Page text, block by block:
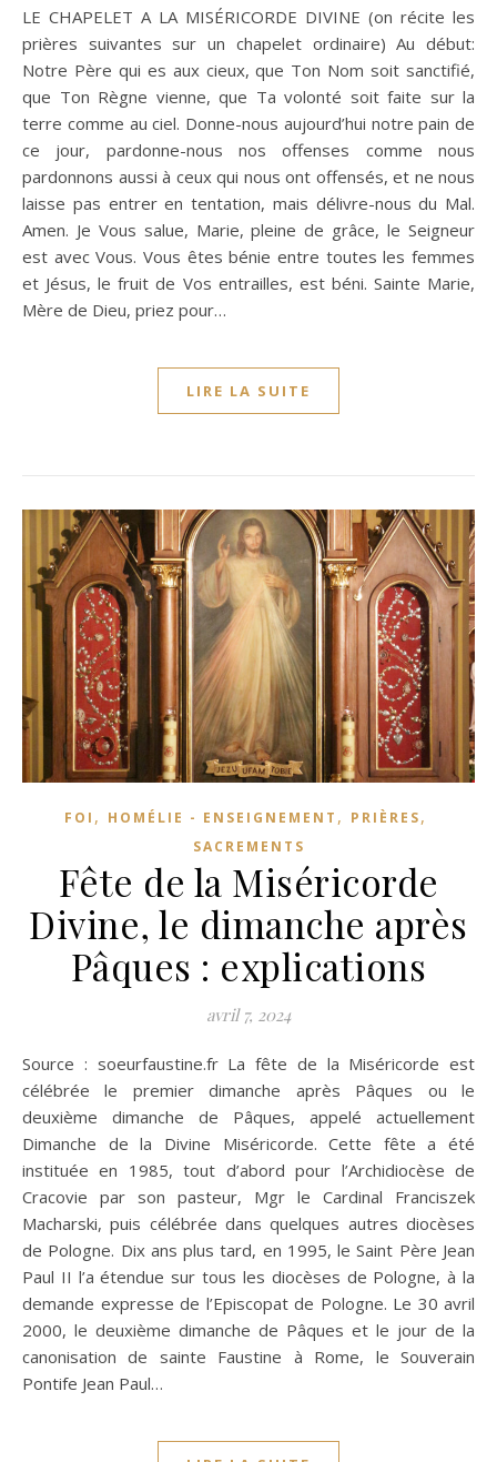
LE CHAPELET A LA MISÉRICORDE DIVINE (on récite les
prières suivantes sur un chapelet ordinaire) Au début:
Notre Père qui es aux cieux, que Ton Nom soit sanctifié,
que Ton Règne vienne, que Ta volonté soit faite sur la
terre comme au ciel. Donne-nous aujourd’hui notre pain de
ce jour, pardonne-nous nos offenses comme nous
pardonnons aussi à ceux qui nous ont offensés, et ne nous
laisse pas entrer en tentation, mais délivre-nous du Mal.
Amen. Je Vous salue, Marie, pleine de grâce, le Seigneur
est avec Vous. Vous êtes bénie entre toutes les femmes
et Jésus, le fruit de Vos entrailles, est béni. Sainte Marie,
Mère de Dieu, priez pour…
LIRE LA SUITE
FOI , HOMÉLIE - ENSEIGNEMENT , PRIÈRES,
SACREMENTS
Fête de la Miséricorde
Divine, le dimanche après
Pâques : explications
avril 7, 2024
Source : soeurfaustine.fr La fête de la Miséricorde est
célébrée le premier dimanche après Pâques ou le
deuxième dimanche de Pâques, appelé actuellement
Dimanche de la Divine Miséricorde. Cette fête a été
instituée en 1985, tout d’abord pour l’Archidiocèse de
Cracovie par son pasteur, Mgr le Cardinal Franciszek
Macharski, puis célébrée dans quelques autres diocèses
de Pologne. Dix ans plus tard, en 1995, le Saint Père Jean
Paul II l’a étendue sur tous les diocèses de Pologne, à la
demande expresse de l’Episcopat de Pologne. Le 30 avril
2000, le deuxième dimanche de Pâques et le jour de la
canonisation de sainte Faustine à Rome, le Souverain
Pontife Jean Paul…